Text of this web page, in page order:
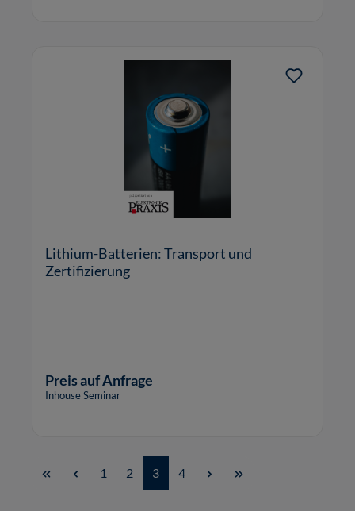
Lithium-Batterien: Transport und
Zertifizierung
Preis auf Anfrage
Inhouse Seminar
Seite
1 Seite
2 Seite
3 Seite
4